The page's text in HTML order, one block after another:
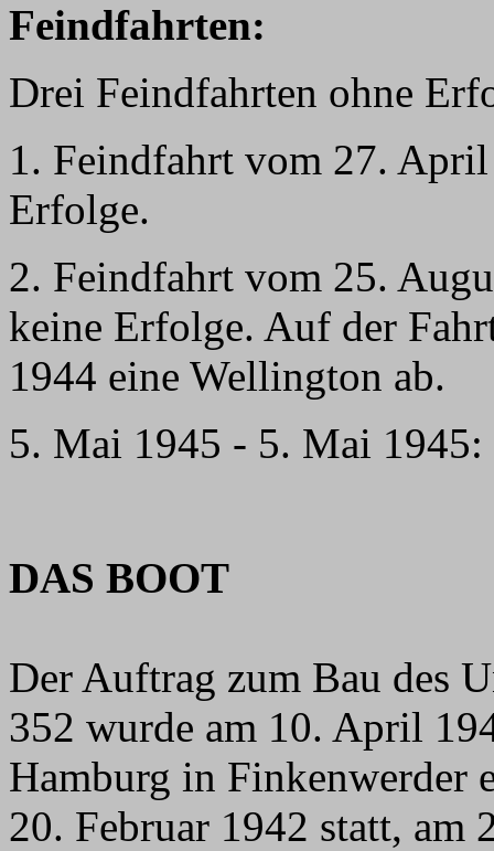
Feindfahrten:
Drei Feindfahrten ohne
1. Feindfahrt vom 27.
Erfolge.
2. Feindfahrt vom 25.
keine Erfolge. Auf der
1944 eine Wellington ab.
5. Mai 1945 - 5. Mai
DAS BOOT
Der Auftrag zum Bau des
352 wurde am 10. April
Hamburg in Finkenwerder
20. Februar 1942 statt, am